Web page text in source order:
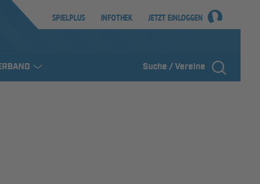
SPIELPLUS INFOTHEK JETZT EINLOGGEN
Suche / Vereine